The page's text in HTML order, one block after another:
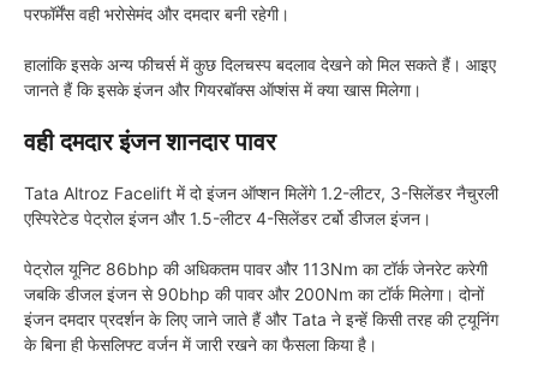
परफॉर्मेंस वही भरोसेमंद और दमदार बनी रहेगी।
हालांकि इसके अन्य फीचर्स में कुछ दिलचस्प बदलाव देखने को मिल सकते हैं। आइए
जानते हैं कि इसके इंजन और गियरबॉक्स ऑप्शंस में क्या खास मिलेगा।
वही दमदार इंजन शानदार पावर
Tata Altroz Facelift में दो इंजन ऑप्शन मिलेंगे 1.2-लीटर, 3-सिलेंडर नैचुरली
एस्पिरेटेड पेट्रोल इंजन और 1.5-लीटर 4-सिलेंडर टर्बो डीजल इंजन।
पेट्रोल यूनिट 86bhp की अधिकतम पावर और 113Nm का टॉर्क जेनरेट करेगी
जबकि डीजल इंजन से 90bhp की पावर और 200Nm का टॉर्क मिलेगा। दोनों
इंजन दमदार प्रदर्शन के लिए जाने जाते हैं और Tata ने इन्हें किसी तरह की ट्यूनिंग
के बिना ही फेसलिफ्ट वर्जन में जारी रखने का फैसला किया है।